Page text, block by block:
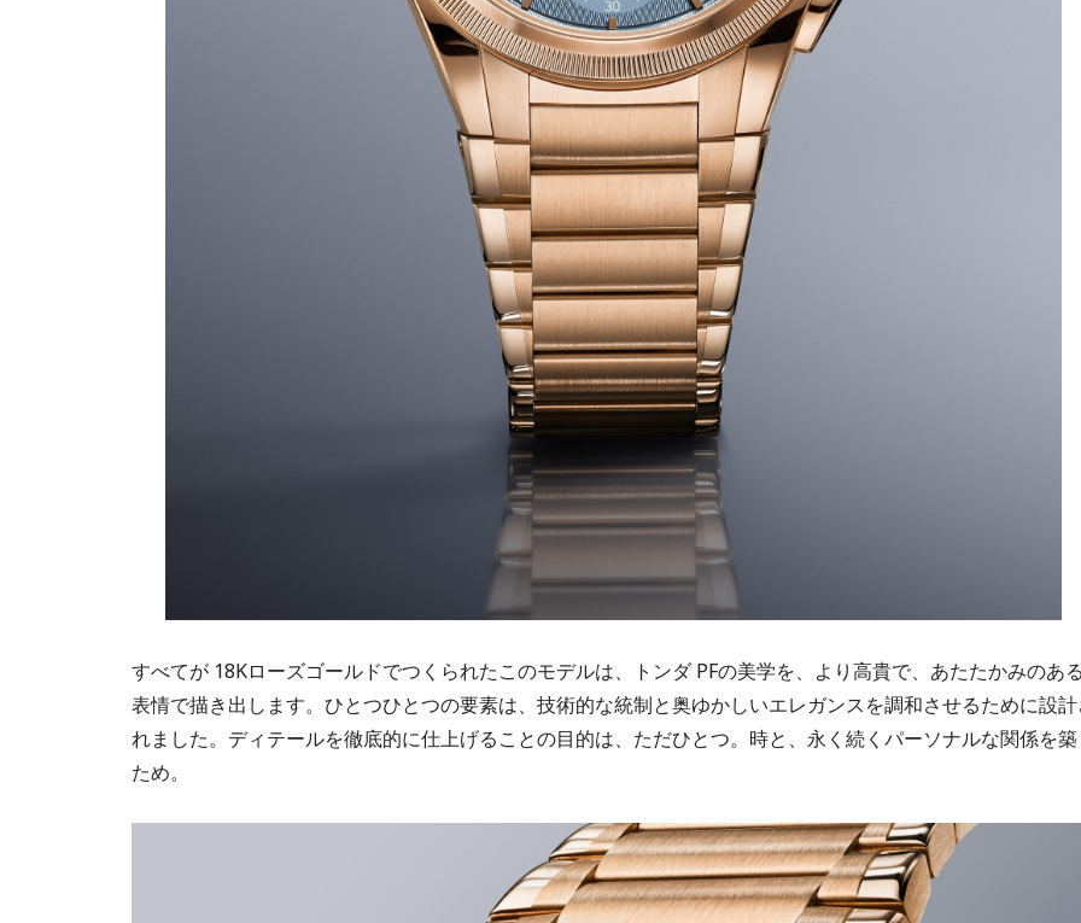
すべてが 18Kローズゴールドでつくられたこのモデルは、トンダ PFの美学を、より高貴で、あたたかみのあ
表情で描き出します。ひとつひとつの要素は、技術的な統制と奥ゆかしいエレガンスを調和させるために設
れました。ディテールを徹底的に仕上げることの目的は、ただひとつ。時と、永く続くパーソナルな関係を
ため。